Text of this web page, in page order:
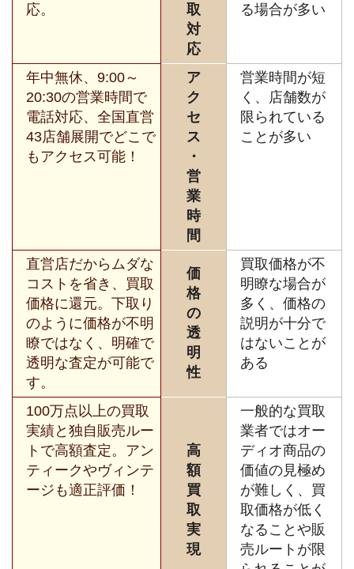
応。
取
対
応
る場合が多い
年中無休、9:00～
20:30の営業時間で
電話対応、全国直営
43店舗展開でどこで
もアクセス可能！
ア
ク
セ
ス
・
営
業
時
間
営業時間が短
く、店舗数が
限られている
ことが多い
直営店だからムダな
コストを省き、買取
価格に還元。下取り
のように価格が不明
瞭ではなく、明確で
透明な査定が可能で
す。
価
格
の
透
明
性
買取価格が不
明瞭な場合が
多く、価格の
説明が十分で
はないことが
ある
100万点以上の買取
実績と独自販売ルー
トで高額査定。アン
ティークやヴィンテ
ージも適正評価！
高
額
買
取
実
現
一般的な買取
業者ではオー
ディオ商品の
価値の見極め
が難しく、買
取価格が低く
なることや販
売ルートが限